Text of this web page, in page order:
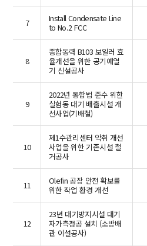
7
Install Condensate Line
to No.2 FCC
8
종합동력 B103 보일러 효
율개선을 위한 공기예열
기 신설공사
9
2022년 통합법 준수 위한
실험동 대기 배출시설 개
선사업(기배철)
10
제1수관리센터 악취 개선
사업을 위한 기존시설 철
거공사
11
Olefin 공장 안전 확보를
위한 작업 환경 개선
12
23년 대기방지시설 대기
자가측정공 설치 (소방배
관 이설공사)